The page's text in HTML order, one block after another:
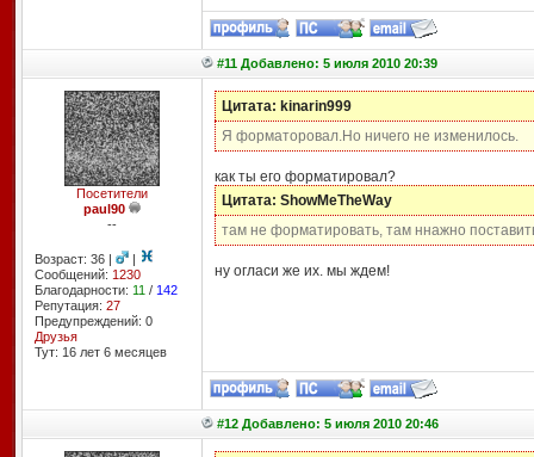
#11 Добавлено: 5 июля 2010 20:39
Посетители
paul90
--
Возраст: 36 |
|
Сообщений: 1230
Благодарности: 11 / 142
Репутация: 27
Предупреждений: 0
Друзья
Тут: 16 лет 6 месяцев
Цитата: kinarin999
Я форматоровал.Но ничего не изменилось.
как ты его форматировал?
Цитата: ShowMeTheWay
там не форматировать, там ннажно
ну огласи же их. мы ждем!
#12 Добавлено: 5 июля 2010 20:46